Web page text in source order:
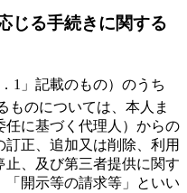
じる手続きに関する
1」記載のもの）のうち
ものについては、本人ま
任に基づく代理人）からの
訂正、追加又は削除、利用
、及び第三者提供に関す
「開示等の請求等」といい